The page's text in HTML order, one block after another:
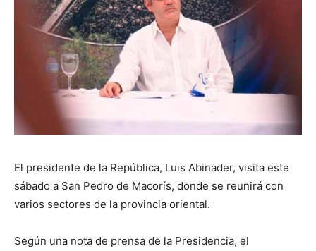
El presidente de la República, Luis Abinader, visita este
sábado a San Pedro de Macorís, donde se reunirá con
varios sectores de la provincia oriental.
Según una nota de prensa de la Presidencia, el